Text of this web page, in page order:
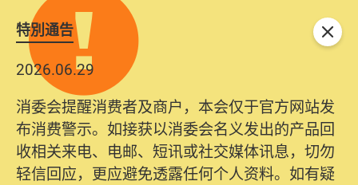
特別通告
2026.06.29
消委会提醒消费者及商户，本会仅于官方网站发
布消费警示。如接获以消委会名义发出的产品回
收相关来电、电邮、短讯或社交媒体讯息，切勿
轻信回应，更应避免透露任何个人资料。如有疑
2025.10.31
为提升使用者体验及网络安全，本会的投诉处理
系统已经进行升级及推出新功能。由2025年11月
10日起，消费者需要提供基本联络资料（包括姓
名、电邮及电话）注册帐户，才可提交投诉、查
关闭